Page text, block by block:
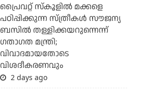
പ്രൈവറ്റ് സ്‌കൂളില്‍ മക്കളെ
പഠിപ്പിക്കുന്ന സ്ത്രീകള്‍ സൗജന്യ
ബസില്‍ തള്ളിക്കയറുന്നെന്ന്
ഗതാഗത മന്ത്രി;
വിവാദമായതോടെ
വിശദീകരണവും
2 days ago